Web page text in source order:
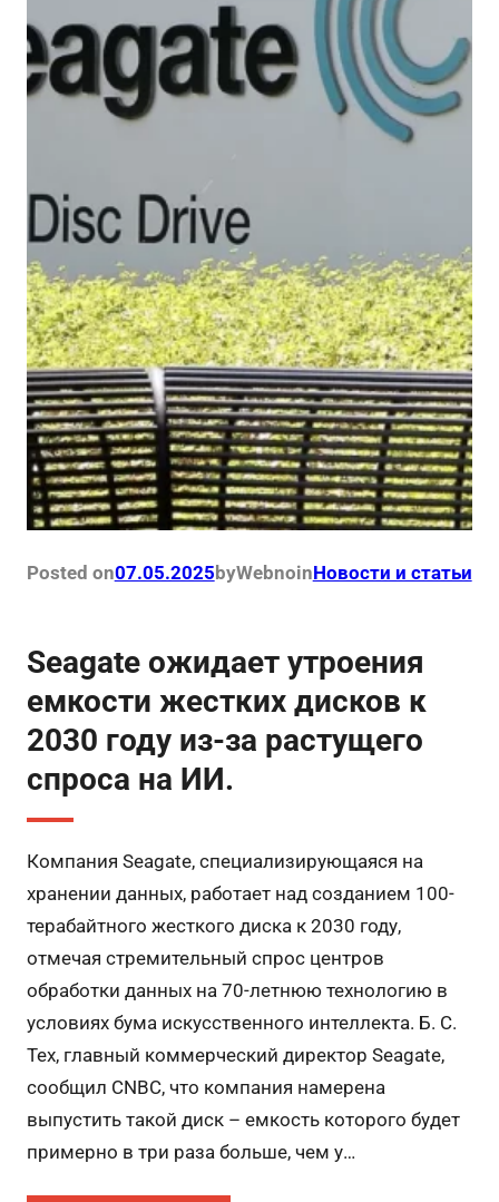
Posted on07.05.2025 byWebnoinНовости и статьи
Seagate ожидает утроения
емкости жестких дисков к
2030 году из-за растущего
спроса на ИИ.
Компания Seagate, специализирующаяся на
хранении данных, работает над созданием 100-
терабайтного жесткого диска к 2030 году,
отмечая стремительный спрос центров
обработки данных на 70-летнюю технологию в
условиях бума искусственного интеллекта. Б. С.
Тех, главный коммерческий директор Seagate,
сообщил CNBC, что компания намерена
выпустить такой диск – емкость которого будет
примерно в три раза больше, чем у…